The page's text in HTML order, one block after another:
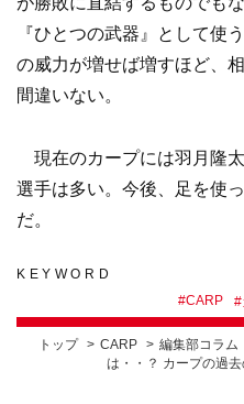
『ひとつの武器』として使
の威力が増せば増すほど、
間違いない。
現在のカープには羽月隆
選手は多い。今後、足を使
だ。
KEYWORD
#CARP #
トップ CARP 編集部コラム
は・・？ カープの過